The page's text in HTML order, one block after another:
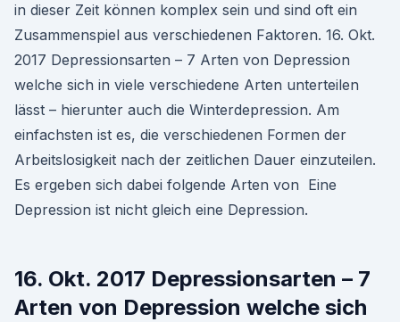
in dieser Zeit können komplex sein und sind oft ein
Zusammenspiel aus verschiedenen Faktoren. 16. Okt.
2017 Depressionsarten – 7 Arten von Depression
welche sich in viele verschiedene Arten unterteilen
lässt – hierunter auch die Winterdepression. Am
einfachsten ist es, die verschiedenen Formen der
Arbeitslosigkeit nach der zeitlichen Dauer einzuteilen.
Es ergeben sich dabei folgende Arten von Eine
Depression ist nicht gleich eine Depression.
16. Okt. 2017 Depressionsarten – 7
Arten von Depression welche sich